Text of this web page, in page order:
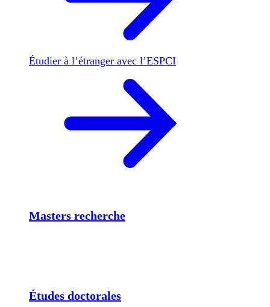
Étudier à l’étranger avec l’ESPCI
Masters recherche
Études doctorales